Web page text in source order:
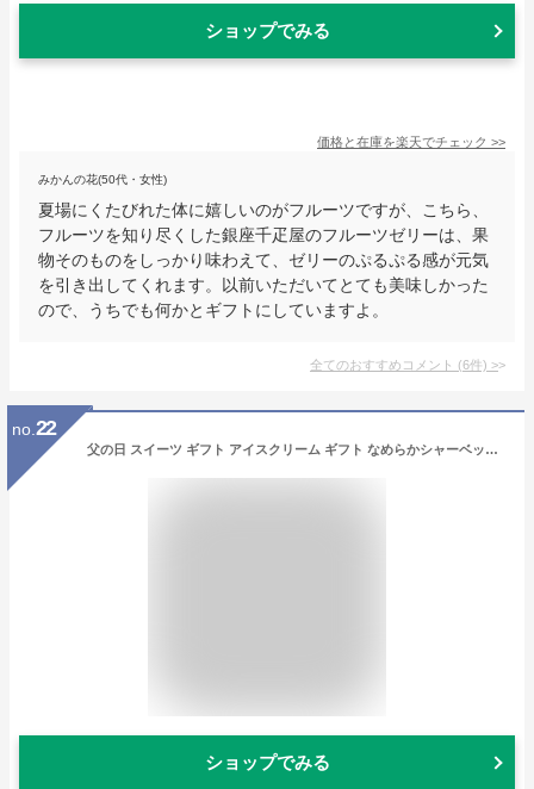
ショップでみる
価格と在庫を楽天でチェック >>
みかんの花(50代・女性)
夏場にくたびれた体に嬉しいのがフルーツですが、こちら、
フルーツを知り尽くした銀座千疋屋のフルーツゼリーは、果
物そのものをしっかり味わえて、ゼリーのぷるぷる感が元気
を引き出してくれます。以前いただいてとても美味しかった
ので、うちでも何かとギフトにしていますよ。
全てのおすすめコメント (6件) >
no. 22
父の日 スイーツ ギフト アイスクリーム ギフト なめらかシャーベット6個 Aセット カシス・ブラッドオレンジ・ラフランス 果実感たっぷり 贅沢な大人のデザート 花 父の日限定ラッピング 常温配送
ショップでみる